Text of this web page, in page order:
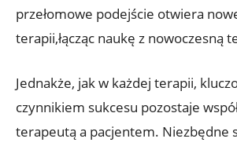
przełomowe podejście otwiera⁣
terapii,łącząc ​naukę z nowoczesną
Jednakże, jak w każdej terapii,
czynnikiem‍ sukcesu pozostaje
terapeutą a pacjentem. Niezbędne